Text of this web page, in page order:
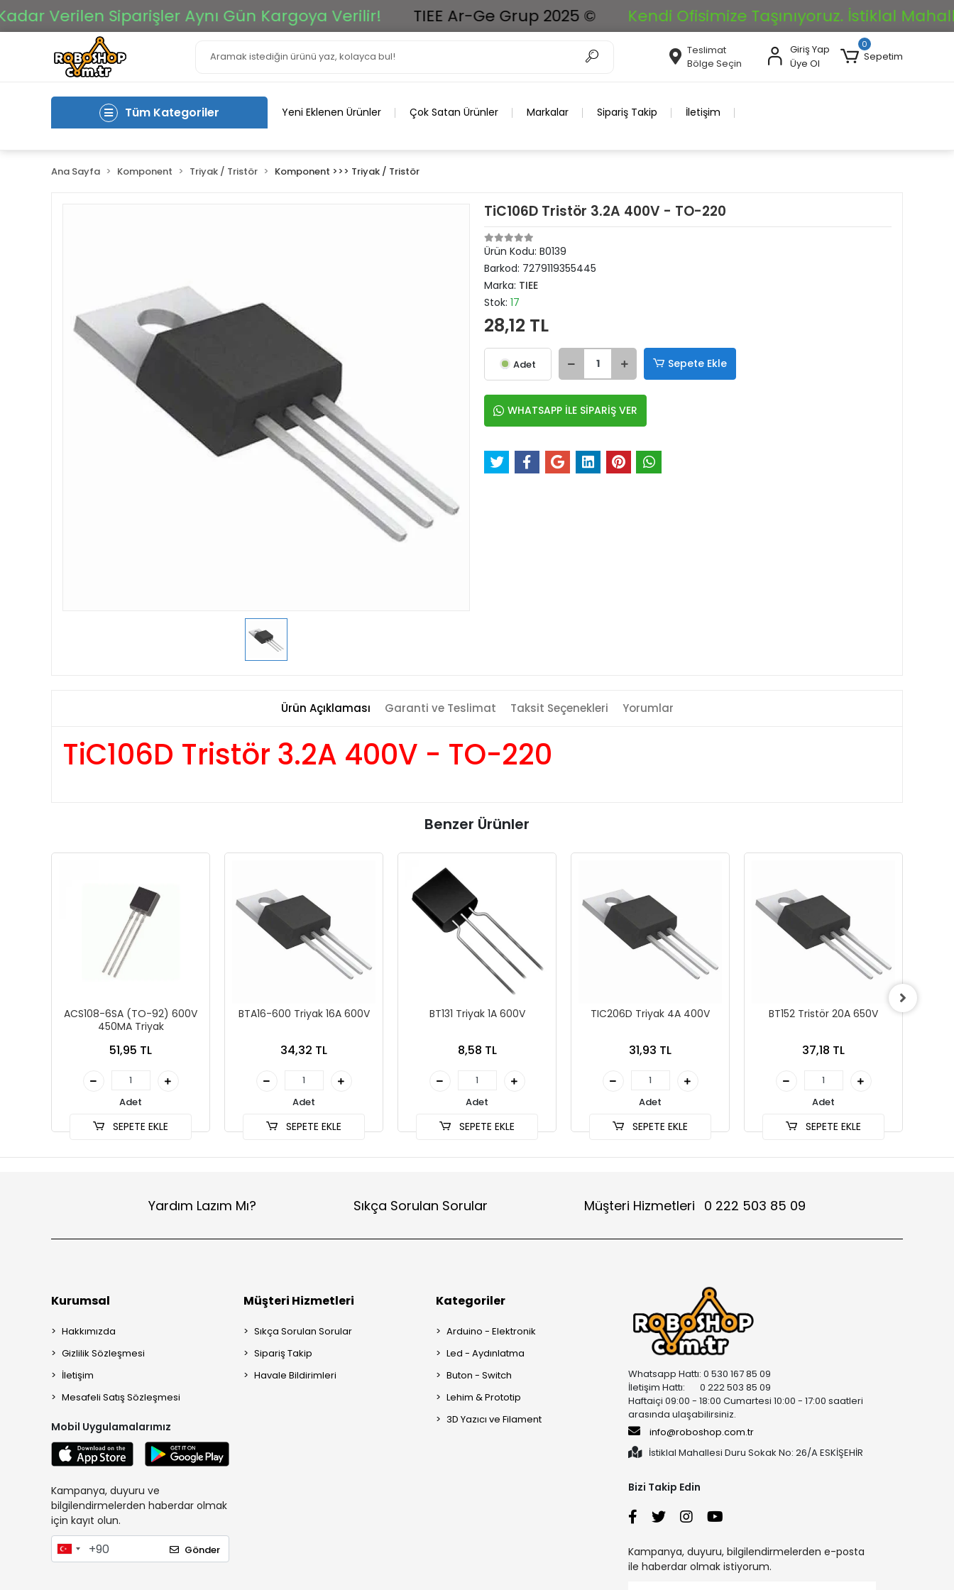
Verilen Siparişler Aynı Gün Kargoya Verilir! TIEE Ar-Ge Grup 2025 © Kendi Ofisimize Taşınıyoruz. İstiklal Mahallesi
Teslimat
Bölge Seçin
Giriş Yap
Üye Ol
0
Sepetim
Tüm Kategoriler Yeni Eklenen Ürünler Çok Satan Ürünler Markalar Sipariş Takip İletişim
Ana Sayfa Komponent Triyak / Tristör Komponent >>> Triyak / Tristör
TiC106D Tristör 3.2A 400V - TO-220
Ürün Kodu: B0139
Barkod: 7279119355445
Marka: TIEE
Stok: 17
28,12 TL
Adet Sepete Ekle
WHATSAPP İLE SİPARİŞ VER
Ürün Açıklaması Garanti ve Teslimat Taksit Seçenekleri Yorumlar
TiC106D Tristör 3.2A 400V - TO-220
Benzer Ürünler
ACS108-6SA (TO-92) 600V
450MA Triyak
51,95 TL
Adet
SEPETE EKLE
BTA16-600 Triyak 16A 600V
34,32 TL
Adet
SEPETE EKLE
BT131 Triyak 1A 600V
8,58 TL
Adet
SEPETE EKLE
TIC206D Triyak 4A 400V
31,93 TL
Adet
SEPETE EKLE
BT152 Tristör 20A 650V
37,18 TL
Adet
SEPETE EKLE
Yardım Lazım Mı? Sıkça Sorulan Sorular Müşteri Hizmetleri 0 222 503 85 09
Kurumsal
Hakkımızda
Gizlilik Sözleşmesi
İletişim
Mesafeli Satış Sözleşmesi
Mobil Uygulamalarımız
Kampanya, duyuru ve
bilgilendirmelerden haberdar olmak
için kayıt olun.
Gönder
Müşteri Hizmetleri
Sıkça Sorulan Sorular
Sipariş Takip
Havale Bildirimleri
Kategoriler
Arduino - Elektronik
Led - Aydınlatma
Buton - Switch
Lehim & Prototip
3D Yazıcı ve Filament
Whatsapp Hattı: 0 530 167 85 09
İletişim Hattı: 0 222 503 85 09
Haftaiçi 09:00 - 18:00 Cumartesi 10:00 - 17:00 saatleri
arasında ulaşabilirsiniz.
info@roboshop.com.tr
İstiklal Mahallesi Duru Sokak No: 26/A ESKİŞEHİR
Bizi Takip Edin
Kampanya, duyuru, bilgilendirmelerden e-posta
ile haberdar olmak istiyorum.